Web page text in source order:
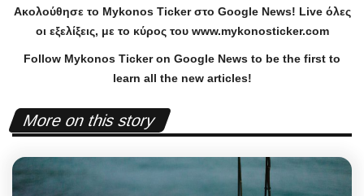
Ακολούθησε το Mykonos Tickerστο Google News! Liveόλες
οι εξελίξεις, με το κύρος του www.mykonosticker.com
Follow Mykonos Ticker on Google News to be the first to
learn all the new articles!
More on this story